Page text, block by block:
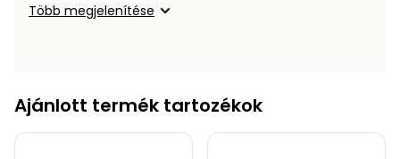
Több megjelenítése
Ajánlott termék tartozékok